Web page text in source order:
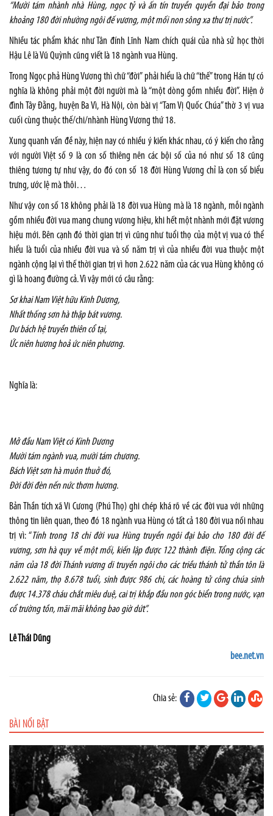
“Mười tám nhành nhà Hùng, ngọc tỷ và ấn tín truyền quyền đại bảo trong
khoảng 180 đời nhường ngôi đế vương, một mối non sông xa thư trị nước”.
Nhiều tác phẩm khác như Tân đính Lĩnh Nam chích quái của nhà sử học thời
Hậu Lê là Vũ Quỳnh cũng viết là 18 ngành vua Hùng.
Trong Ngọc phả Hùng Vương thì chữ “đời” phải hiểu là chữ “thế” trong Hán tự có
nghĩa là không phải một đời người mà là “một dòng gồm nhiều đời”. Hiện ở
đình Tây Đằng, huyện Ba Vì, Hà Nội, còn bài vị “Tam Vị Quốc Chúa” thờ 3 vị vua
cuối cùng thuộc thế/chi/nhành Hùng Vương thứ 18.
Xung quanh vấn đề này, hiện nay có nhiều ý kiến khác nhau, có ý kiến cho rằng
với người Việt số 9 là con số thiêng nên các bội số của nó như số 18 cũng
thiêng tương tự như vậy, do đó con số 18 đời Hùng Vương chỉ là con số biểu
trưng, ước lệ mà thôi…
Như vậy con số 18 không phải là 18 đời vua Hùng mà là 18 ngành, mỗi ngành
gồm nhiều đời vua mang chung vương hiệu, khi hết một nhành mới đặt vương
hiệu mới. Bên cạnh đó thời gian trị vì cũng như tuổi thọ của một vị vua có thể
hiểu là tuổi của nhiều đời vua và số năm trị vì của nhiều đời vua thuộc một
ngành cộng lại vì thế thời gian trị vì hơn 2.622 năm của các vua Hùng không có
gì là hoang đường cả. Vì vậy mới có câu rằng:
Sơ khai Nam Việt hữu Kinh Dương,
Nhất thống sơn hà thập bát vương.
Dư bách hệ truyền thiên cổ tại,
Ức niên hương hoả ức niên phương.
Nghĩa là:
Mở đầu Nam Việt có Kinh Dương
Mười tám ngành vua, mười tám chương.
Bách Việt sơn hà muôn thuở đó,
Đời đời đèn nến nức thơm hương.
Bản Thần tích xã Vi Cương (Phú Thọ) ghi chép khá rõ về các đời vua với những
thông tin liên quan, theo đó 18 ngành vua Hùng có tất cả 180 đời vua nối nhau
trị vì: “Tính trong 18 chi đời vua Hùng truyền ngôi đại bảo cho 180 đời đế
vương, sơn hà quy về một mối, kiến lập được 122 thành điện. Tổng cộng các
năm của 18 đời Thánh vương di truyền ngôi cho các triều thánh tử thần tôn là
2.622 năm, thọ 8.678 tuổi, sinh được 986 chi, các hoàng tử công chúa sinh
được 14.378 cháu chắt miêu duệ, cai trị khắp đầu non góc biển trong nước, vạn
cổ trường tồn, mãi mãi không bao giờ dứt”.
Lê Thái Dũng
bee.net.vn
Chia sẻ:
BÀI NỔI BẬT